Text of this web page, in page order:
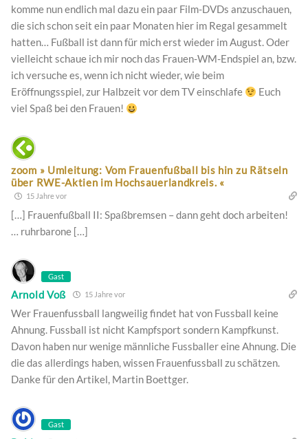
komme nun endlich mal dazu ein paar Film-DVDs anzuschauen,
die sich schon seit ein paar Monaten hier im Regal gesammelt
hatten… Fußball ist dann für mich erst wieder im August. Oder
vielleicht schaue ich mir noch das Frauen-WM-Endspiel an, bzw.
ich versuche es, wenn ich nicht wieder, wie beim
Eröffnungsspiel, zur Halbzeit vor dem TV einschlafe
Euch
viel Spaß bei den Frauen!
zoom » Umleitung: Vom Frauenfußball bis hin zu Rätseln
über RWE-Aktien im Hochsauerlandkreis. «
15 Jahre vor
[…] Frauenfußball II: Spaßbremsen – dann geht doch arbeiten!
… ruhrbarone […]
Gast
Arnold Voß 15 Jahre vor
Wer Frauenfussball langweilig findet hat von Fussball keine
Ahnung. Fussball ist nicht Kampfsport sondern Kampfkunst.
Davon haben nur wenige männliche Fussballer eine Ahnung. Die
die das allerdings haben, wissen Frauenfussball zu schätzen.
Danke für den Artikel, Martin Boettger.
Gast